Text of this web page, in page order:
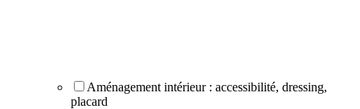
Aménagement intérieur : accessibilité, dressing,
placard